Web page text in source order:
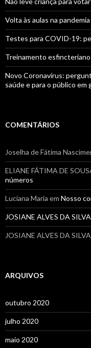
Volta às aulas na pandemia
Testes para COVID-19:
Treinamento esfincteriano
Novo Coronavírus:
saúde e para o público em
COMENTÁRIOS
Joselha de Fátima
ELIANE FÁTIMA DE
números
Luciana Maria em Nosso
JOSIANE ALVES DA SILVA
JOSIANE ALVES DA SILVA
ARQUIVOS
outubro 2020
julho 2020
maio 2020